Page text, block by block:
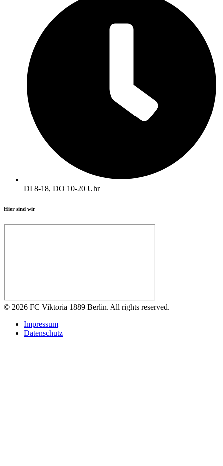
DI 8-18, DO 10-20 Uhr
Hier sind wir
© 2026 FC Viktoria 1889 Berlin. All rights reserved.
Impressum
Datenschutz